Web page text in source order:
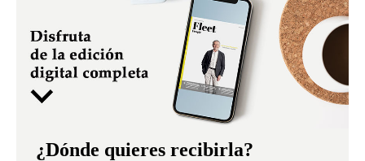
¿Dónde quieres recibirla?